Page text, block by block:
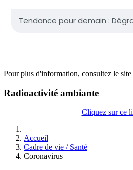
Pour plus d'information, consultez le site
Radioactivité ambiante
Cliquez sur ce
Accueil
Cadre de vie / Santé
Coronavirus